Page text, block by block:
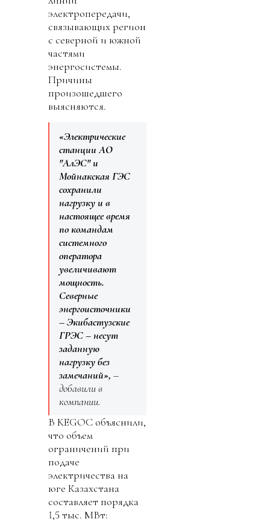
электропередачи,
связывающих регион
с северной и южной
частями
энергосистемы.
Причины
произошедшего
выясняются.
«Электрические
станции АО
"АлЭС" и
Мойнакская ГЭС
сохранили
нагрузку и в
настоящее время
по командам
системного
оператора
увеличивают
мощность.
Северные
энергоисточники
– Экибастузские
ГРЭС – несут
заданную
нагрузку без
замечаний», –
добавили в
компании.
В KEGOC объяснили,
что объем
ограничений при
подаче
электричества на
юге Казахстана
составляет порядка
1,5 тыс. МВт: